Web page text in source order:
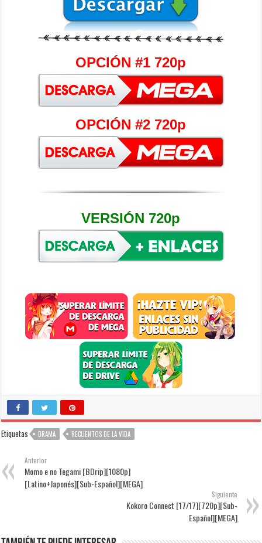
OPCIÓN #1 720p
OPCIÓN #2 720p
VERSIÓN 720p
Etiquetas DRAMA RECUENTOS DE LA VIDA
Anterior
Momo e no Tegami [BDrip][1080p]
[Latino+Japonés][Sub-Español][MEGA]
Siguiente
Kokoro Connect [17/17][720p][Sub-
Español][MEGA]